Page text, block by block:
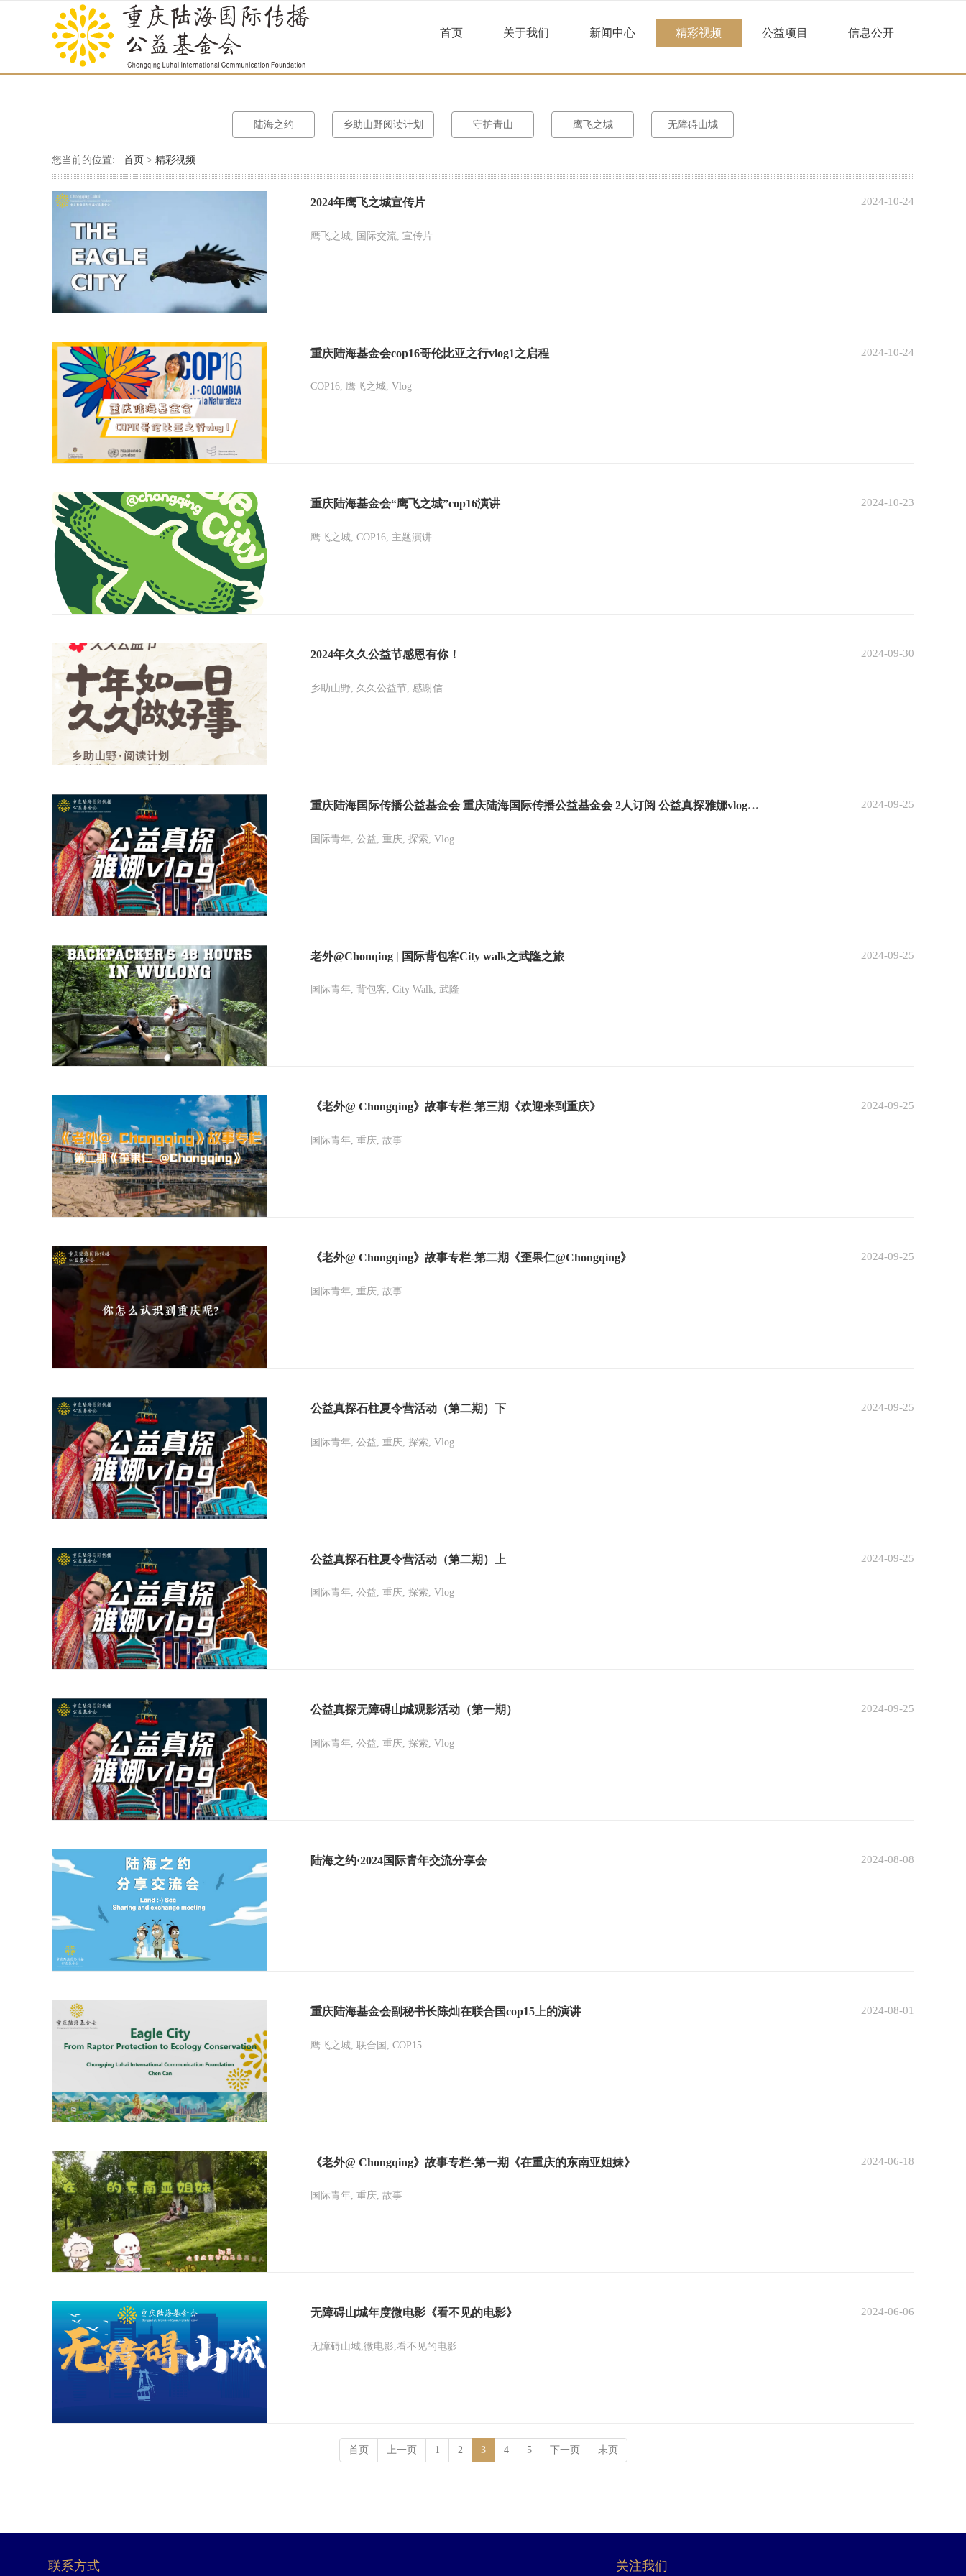
首页 关于我们 新闻中心 精彩视频 公益项目 信息公开
陆海之约 乡助山野阅读计划 守护青山 鹰飞之城 无障碍山城
您当前的位置: 首页 > 精彩视频
2024年鹰飞之城宣传片 2024-10-24
鹰飞之城, 国际交流, 宣传片
重庆陆海基金会cop16哥伦比亚之行vlog1之启程 2024-10-24
COP16, 鹰飞之城, Vlog
重庆陆海基金会“鹰飞之城”cop16演讲 2024-10-23
鹰飞之城, COP16, 主题演讲
2024年久久公益节感恩有你！ 2024-09-30
乡助山野, 久久公益节, 感谢信
重庆陆海国际传播公益基金会 重庆陆海国际传播公益基金会 2人订阅 公益真探雅娜vlog（第三期） 2024-09-25
国际青年, 公益, 重庆, 探索, Vlog
老外@Chonqing | 国际背包客City walk之武隆之旅 2024-09-25
国际青年, 背包客, City Walk, 武隆
《老外@ Chongqing》故事专栏-第三期《欢迎来到重庆》 2024-09-25
国际青年, 重庆, 故事
《老外@ Chongqing》故事专栏-第二期《歪果仁@Chongqing》 2024-09-25
国际青年, 重庆, 故事
公益真探石柱夏令营活动（第二期）下 2024-09-25
国际青年, 公益, 重庆, 探索, Vlog
公益真探石柱夏令营活动（第二期）上 2024-09-25
国际青年, 公益, 重庆, 探索, Vlog
公益真探无障碍山城观影活动（第一期） 2024-09-25
国际青年, 公益, 重庆, 探索, Vlog
陆海之约·2024国际青年交流分享会 2024-08-08
重庆陆海基金会副秘书长陈灿在联合国cop15上的演讲 2024-08-01
鹰飞之城, 联合国, COP15
《老外@ Chongqing》故事专栏-第一期《在重庆的东南亚姐妹》 2024-06-18
国际青年, 重庆, 故事
无障碍山城年度微电影《看不见的电影》 2024-06-06
无障碍山城,微电影,看不见的电影
首页 上一页 1 2 3 4 5 下一页 末页
联系方式 关注我们